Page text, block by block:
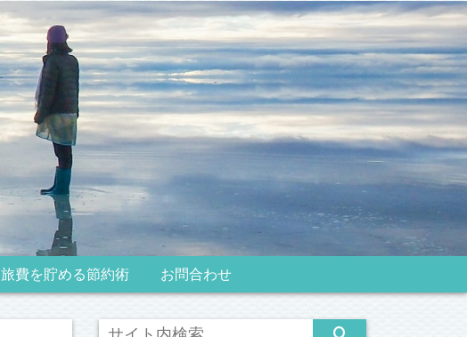
旅費を貯める節約術 お問合わせ